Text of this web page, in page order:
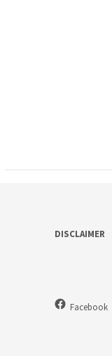
DISCLAIMER
Facebook